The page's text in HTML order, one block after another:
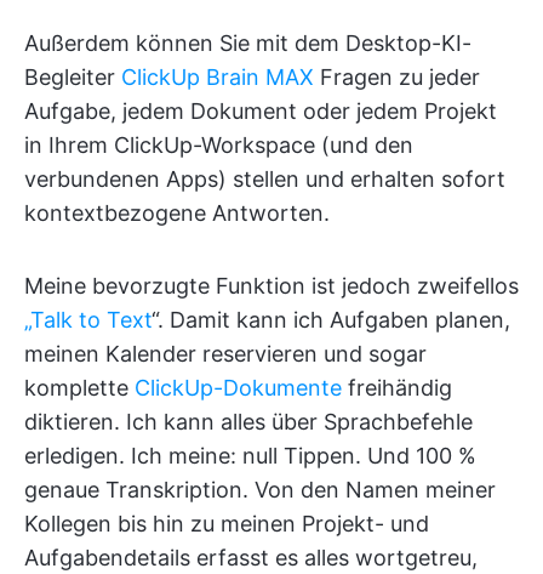
Außerdem können Sie mit dem Desktop-KI-
Begleiter ClickUp Brain MAX Fragen zu jeder
Aufgabe, jedem Dokument oder jedem Projekt
in Ihrem ClickUp-Workspace (und den
verbundenen Apps) stellen und erhalten sofort
kontextbezogene Antworten.
Meine bevorzugte Funktion ist jedoch zweifellos
„Talk to Text“. Damit kann ich Aufgaben planen,
meinen Kalender reservieren und sogar
komplette ClickUp-Dokumente freihändig
diktieren. Ich kann alles über Sprachbefehle
erledigen. Ich meine: null Tippen. Und 100 %
genaue Transkription. Von den Namen meiner
Kollegen bis hin zu meinen Projekt- und
Aufgabendetails erfasst es alles wortgetreu,